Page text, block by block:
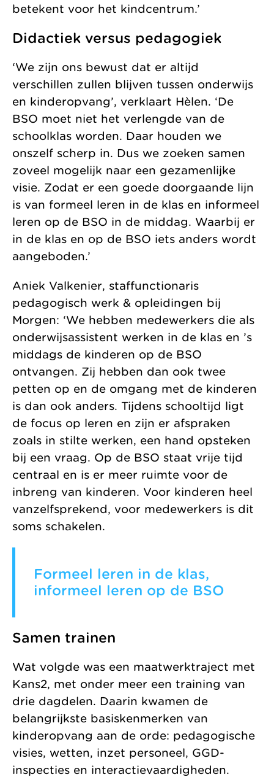
betekent voor het kindcentrum.’
Didactiek versus pedagogiek
‘We zijn ons bewust dat er altijd
verschillen zullen blijven tussen onderwijs
en kinderopvang’, verklaart Hèlen. ‘De
BSO moet niet het verlengde van de
schoolklas worden. Daar houden we
onszelf scherp in. Dus we zoeken samen
zoveel mogelijk naar een gezamenlijke
visie. Zodat er een goede doorgaande lijn
is van formeel leren in de klas en informeel
leren op de BSO in de middag. Waarbij er
in de klas en op de BSO iets anders wordt
aangeboden.’
Aniek Valkenier, staffunctionaris
pedagogisch werk & opleidingen bij
Morgen: ‘We hebben medewerkers die als
onderwijsassistent werken in de klas en ’s
middags de kinderen op de BSO
ontvangen. Zij hebben dan ook twee
petten op en de omgang met de kinderen
is dan ook anders. Tijdens schooltijd ligt
de focus op leren en zijn er afspraken
zoals in stilte werken, een hand opsteken
bij een vraag. Op de BSO staat vrije tijd
centraal en is er meer ruimte voor de
inbreng van kinderen. Voor kinderen heel
vanzelfsprekend, voor medewerkers is dit
soms schakelen.
Formeel leren in de klas,
informeel leren op de BSO
Samen trainen
Wat volgde was een maatwerktraject met
Kans2, met onder meer een training van
drie dagdelen. Daarin kwamen de
belangrijkste basiskenmerken van
kinderopvang aan de orde: pedagogische
visies, wetten, inzet personeel, GGD-
inspecties en interactievaardigheden.